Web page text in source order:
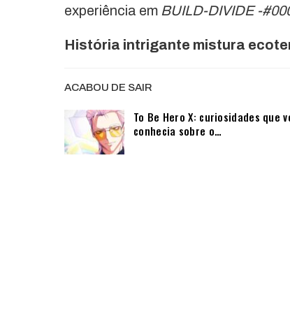
experiência em BUILD-DIVIDE -
História intrigante mistura
ACABOU DE SAIR
To Be Hero X: curiosidades que
conhecia sobre o…